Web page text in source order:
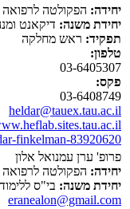
יחידה: הפקולטה לרפואה
יחידת משנה: דיקאנט
תפקיד: ראש מחלקה
טלפון:
03-6405307
פקס:
03-6408749
heldar@tauex.tau.ac.il
finkelman-83920620
פרופ' ערן עמנואל אלון
יחידה: הפקולטה לרפואה
יחידת משנה: בי"ס
eranealon@gmail.com